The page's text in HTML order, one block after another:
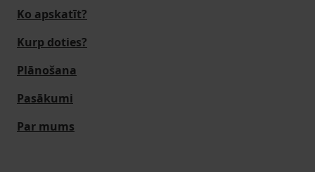
Ko apskatīt?
Kurp doties?
Plānošana
Pasākumi
Par mums